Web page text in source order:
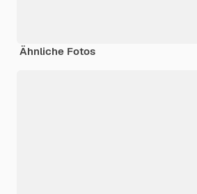
Ähnliche Fotos